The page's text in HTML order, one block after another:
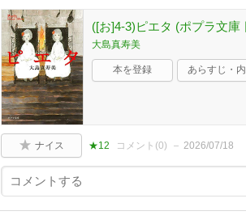
([お]4-3)ピエタ (ポプラ文庫
大島真寿美
本を登録 あらすじ・
ナイス ★12 コメント(0) 2026/07/18